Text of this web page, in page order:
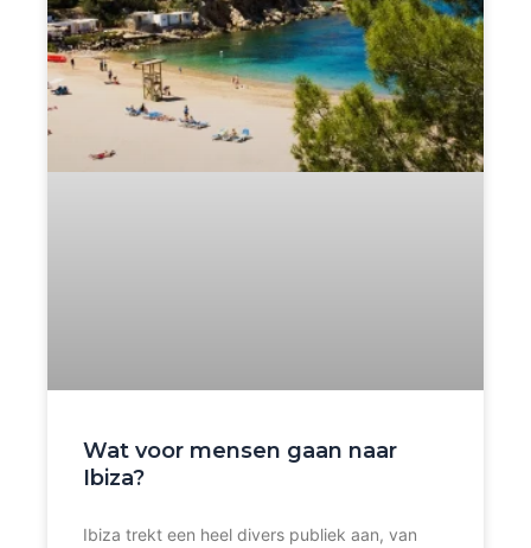
Wat voor mensen gaan naar
Ibiza?
Ibiza trekt een heel divers publiek aan, van